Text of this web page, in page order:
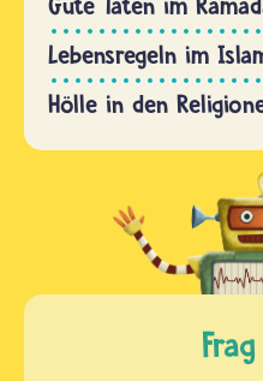
Lebensregeln im
Hölle in den